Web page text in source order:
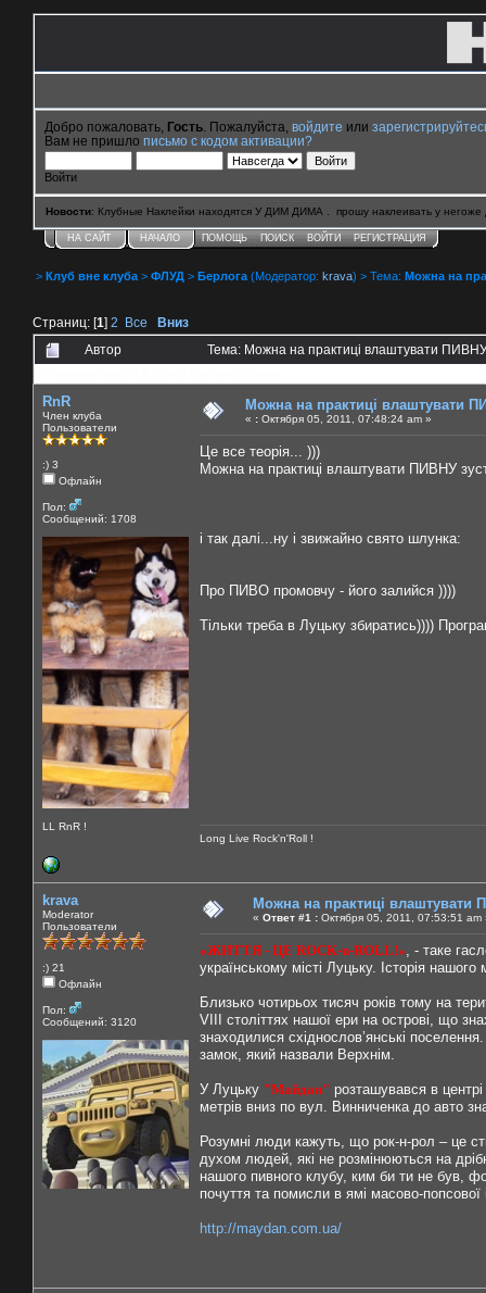
Добро пожаловать, Гость . Пожалуйста, войдите или
Вам не пришло письмо с кодом активации?
Войти
Новости: Клубные Наклейки находятся У ДИМ ДИМА . прошу наклеивать у негоже
НА САЙТ НАЧАЛО ПОМОЩЬ ПОИСК ВОЙТИ РЕГИСТРАЦИЯ
> Клуб вне клуба > ФЛУД > Берлога (Модератор: krava) > Тема: Можна на
Страниц: [1] 2 Все
Вниз
Автор
Тема: Можна на практиці влаштувати
RnR
Член клуба
Пользователи
:) 3
Офлайн
Пол:
Сообщений: 1708
LL RnR !
Можна на практиці влаштувати
« : Октября 05, 2011, 07:48:24 am »
Це все теорія... )))
Можна на практиці влаштувати ПИВНУ
і так далі...ну і звижайно свято шлунка:
Про ПИВО промовчу - його залийся ))))
Тільки треба в Луцьку збиратись))))
Long Live Rock'n'Roll !
krava
Moderator
Пользователи
:) 21
Офлайн
Пол:
Сообщений: 3120
Можна на практиці влаштувати
« Ответ #1 : Октября 05, 2011, 07:53:51 am
«ЖИТТЯ - ЦЕ ROCK-n-ROLL!» , - таке
українському місті Луцьку. Історія нашого
Близько чотирьох тисяч років тому на
VIII століттях нашої ери на острові, що
знаходилися східнослов’янські
замок, який назвали Верхнім.
У Луцьку "Майдан" розташувався в
метрів вниз по вул. Винниченка до авто
Розумні люди кажуть, що рок-н-рол – це
духом людей, які не розмінюються на
нашого пивного клубу, ким би ти не був,
почуття та помисли в ямі масово-попсової
http://maydan.com.ua/